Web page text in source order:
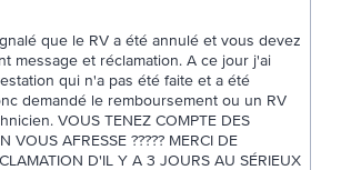
que le RV a été annulé et vous devez
message et réclamation. A ce jour j'ai
qui n'a pas été faite et a été
demandé le remboursement ou un RV
VOUS TENEZ COMPTE DES
VOUS AFRESSE ????? MERCI DE
D'IL Y A 3 JOURS AU SÉRIEUX